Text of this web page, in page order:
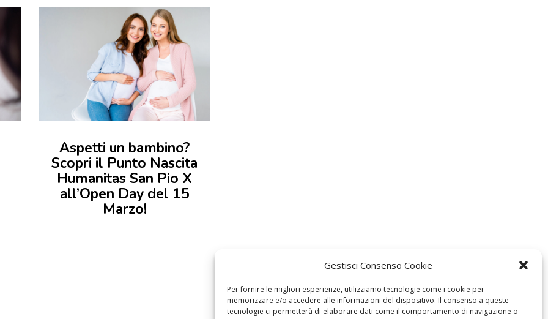
Gestisci Consenso Cookie
Per fornire le migliori esperienze, utilizziamo tecnologie come i cookie per
memorizzare e/o accedere alle informazioni del dispositivo. Il consenso a queste
tecnologie ci permetterà di elaborare dati come il comportamento di navigazione o
Aspetti un bambino?
Scopri il Punto Nascita
Humanitas San Pio X
all’Open Day del 15
Marzo!